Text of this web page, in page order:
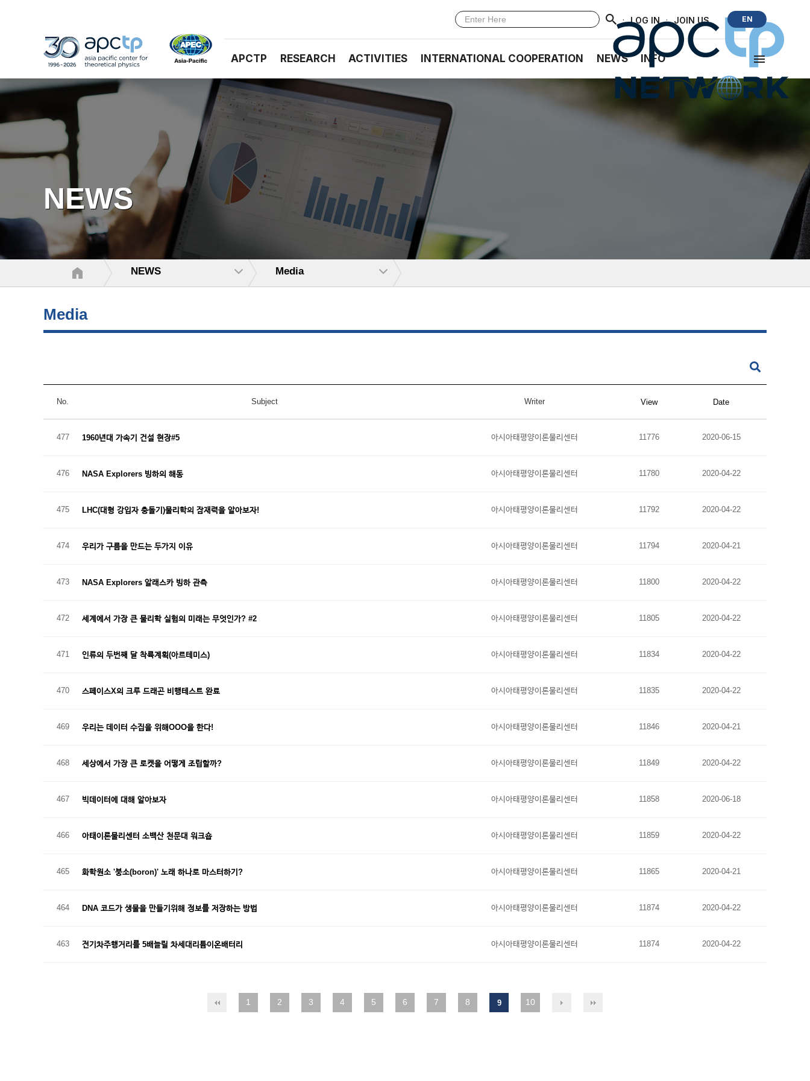
· LOG IN · JOIN US EN
APCTP RESEARCH ACTIVITIES INTERNATIONAL COOPERATION NEWS INFO
NEWS
NEWS Media
Media
No. Subject Writer View Date
477 1960년대 가속기 건설 현장#5 아시아태평양이론물리센터 11776 2020-06-15
476 NASA Explorers 빙하의 해동 아시아태평양이론물리센터 11780 2020-04-22
475 LHC(대형 강입자 충돌기)물리학의 잠재력을 알아보자! 아시아태평양이론물리센터 11792 2020-04-22
474 우리가 구름을 만드는 두가지 이유 아시아태평양이론물리센터 11794 2020-04-21
473 NASA Explorers 알래스카 빙하 관측 아시아태평양이론물리센터 11800 2020-04-22
472 세계에서 가장 큰 물리학 실험의 미래는 무엇인가? #2 아시아태평양이론물리센터 11805 2020-04-22
471 인류의 두번째 달 착륙계획(아르테미스) 아시아태평양이론물리센터 11834 2020-04-22
470 스페이스X의 크루 드래곤 비행테스트 완료 아시아태평양이론물리센터 11835 2020-04-22
469 우리는 데이터 수집을 위해OOO을 한다! 아시아태평양이론물리센터 11846 2020-04-21
468 세상에서 가장 큰 로켓을 어떻게 조립할까? 아시아태평양이론물리센터 11849 2020-04-22
467 빅데이터에 대해 알아보자 아시아태평양이론물리센터 11858 2020-06-18
466 아태이론물리센터 소백산 천문대 워크숍 아시아태평양이론물리센터 11859 2020-04-22
465 화학원소 '붕소(boron)' 노래 하나로 마스터하기? 아시아태평양이론물리센터 11865 2020-04-21
464 DNA 코드가 생물을 만들기위해 정보를 저장하는 방법 아시아태평양이론물리센터 11874 2020-04-22
463 전기차주행거리를 5배늘릴 차세대리튬이온배터리 아시아태평양이론물리센터 11874 2020-04-22
1 2 3 4 5 6 7 8 9 10